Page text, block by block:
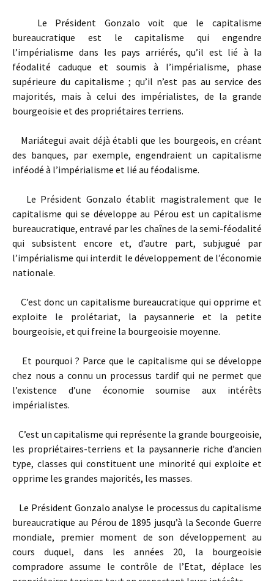
Le Président Gonzalo voit que le capitalisme
bureaucratique est le capitalisme qui engendre
l’impérialisme dans les pays arriérés, qu’il est lié à la
féodalité caduque et soumis à l’impérialisme, phase
supérieure du capitalisme ; qu’il n’est pas au service des
majorités, mais à celui des impérialistes, de la grande
bourgeoisie et des propriétaires terriens.
Mariátegui avait déjà établi que les bourgeois, en créant
des banques, par exemple, engendraient un capitalisme
inféodé à l’impérialisme et lié au féodalisme.
Le Président Gonzalo établit magistralement que le
capitalisme qui se développe au Pérou est un capitalisme
bureaucratique, entravé par les chaînes de la semi-féodalité
qui subsistent encore et, d’autre part, subjugué par
l’impérialisme qui interdit le développement de l’économie
nationale.
C’est donc un capitalisme bureaucratique qui opprime et
exploite le prolétariat, la paysannerie et la petite
bourgeoisie, et qui freine la bourgeoisie moyenne.
Et pourquoi ? Parce que le capitalisme qui se développe
chez nous a connu un processus tardif qui ne permet que
l’existence d’une économie soumise aux intérêts
impérialistes.
C’est un capitalisme qui représente la grande bourgeoisie,
les propriétaires-terriens et la paysannerie riche d’ancien
type, classes qui constituent une minorité qui exploite et
opprime les grandes majorités, les masses.
Le Président Gonzalo analyse le processus du capitalisme
bureaucratique au Pérou de 1895 jusqu’à la Seconde Guerre
mondiale, premier moment de son développement au
cours duquel, dans les années 20, la bourgeoisie
compradore assume le contrôle de l’Etat, déplace les